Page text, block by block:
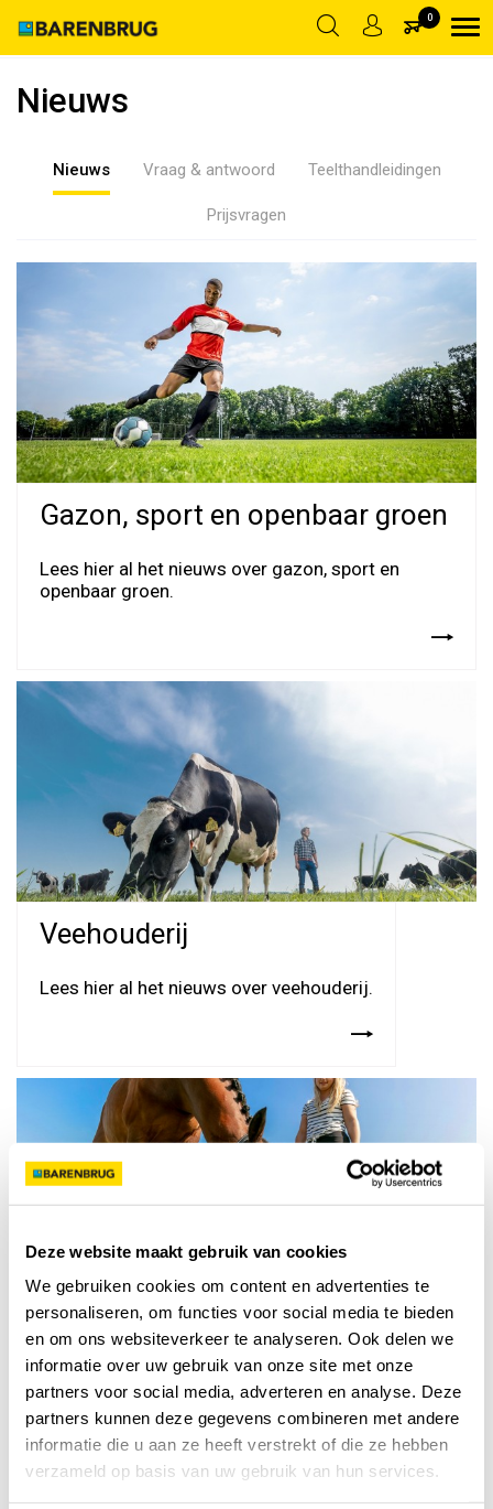
Deze website maakt gebruik van cookies
We gebruiken cookies om content en advertenties te
personaliseren, om functies voor social media te bieden
en om ons websiteverkeer te analyseren. Ook delen we
informatie over uw gebruik van onze site met onze
partners voor social media, adverteren en analyse. Deze
partners kunnen deze gegevens combineren met andere
informatie die u aan ze heeft verstrekt of die ze hebben
verzameld op basis van uw gebruik van hun services.
ACCOUNT AANMAKEN
0
Nieuws Terug
Nieuws
Nieuws Vraag & antwoord Teelthandleidingen
Prijsvragen
Gazon, sport en openbaar groen
Lees hier al het nieuws over gazon, sport en
openbaar groen.
Veehouderij
Lees hier al het nieuws over veehouderij.
Paardenhouderij
Lees hier al het nieuws over paardenhouderij.